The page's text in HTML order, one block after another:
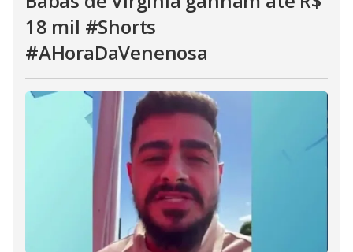
18 mil #Shorts
#AHoraDaVenenosa